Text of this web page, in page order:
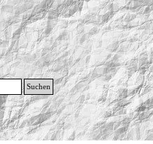
Suchen